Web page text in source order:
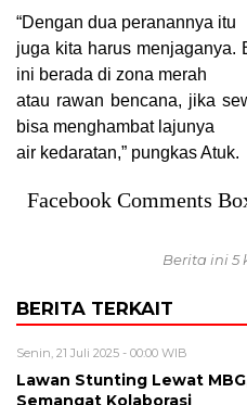
“Dengan dua peranannya itu
juga kita harus menjaganya.
ini berada di zona merah
atau rawan bencana, jika
bisa menghambat lajunya
air kedaratan,” pungkas Atuk.
Facebook Comments
Berita ini 5
BERITA TERKAIT
Senin, 21 Juli 2025 - 00:00 WIB
Lawan Stunting Lewat
Semangat Kolaborasi